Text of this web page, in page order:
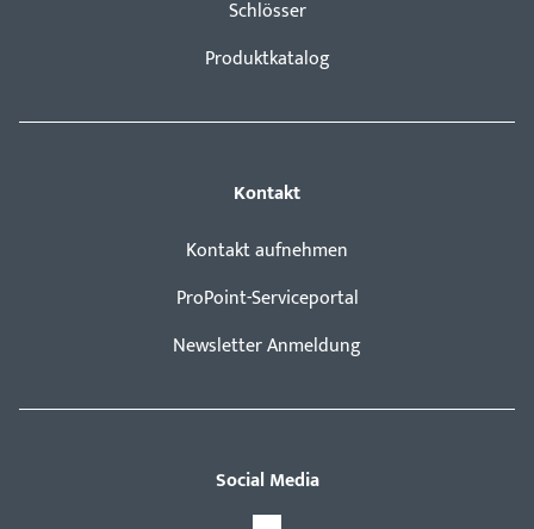
Schlösser
Produktkatalog
Kontakt
Kontakt aufnehmen
ProPoint-Serviceportal
Newsletter Anmeldung
Social Media